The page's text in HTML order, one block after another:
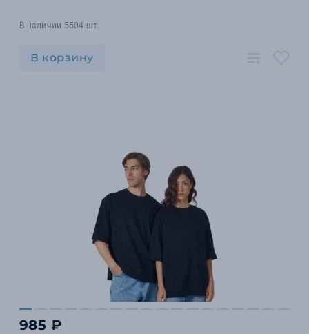
В наличии 5504 шт.
В корзину
985 ₽